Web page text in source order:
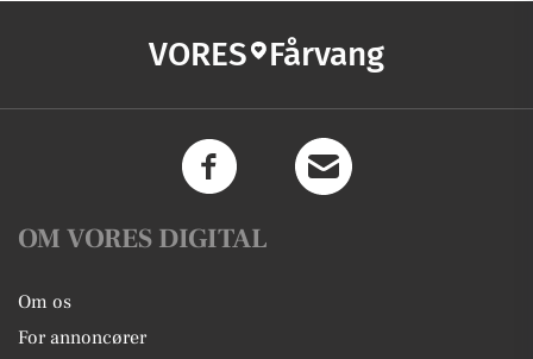
VORES Fårvang
OM VORES DIGITAL
Om os
For annoncører